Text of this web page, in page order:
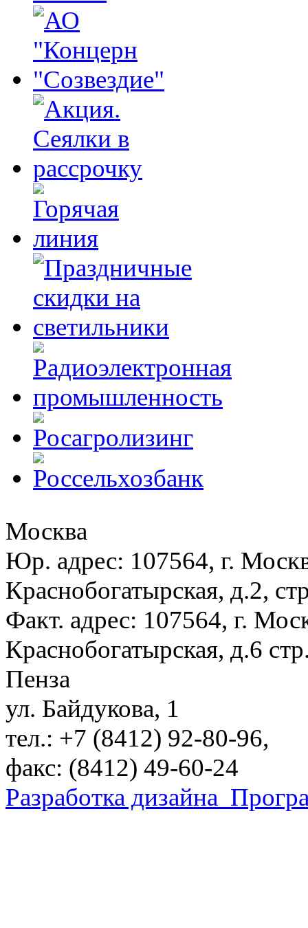
Москва
Юр. адрес: 107564, г.
Краснобогатырская, д.2,
Факт. адрес: 107564, г.
Краснобогатырская, д.6
Пенза
ул. Байдукова, 1
тел.: +7 (8412) 92-80-96,
факс: (8412) 49-60-24
Разработка дизайна